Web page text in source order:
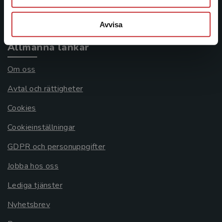
Avvisa
Allmänna länkar
Om oss
Avtal och rättigheter
Cookies
Cookieinställningar
GDPR och personuppgifter
Jobba hos oss
Lediga tjänster
Nyhetsbrev